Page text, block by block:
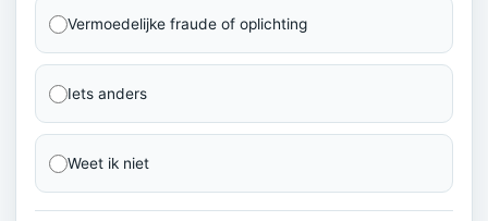
Vermoedelijke fraude of oplichting
Iets anders
Weet ik niet